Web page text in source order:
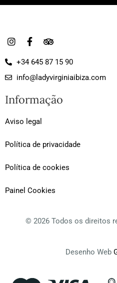
I
n
t
a
a
F
a
c
e
b
o
k
f
T
r
i
p
a
d
v
i
+34 645 87 15 90
info@ladyvirginiaibiza.com
Informação
Aviso legal
Política de privacidade
Política de cookies
Painel Cookies
© 2026 Todos os direitos
Desenho Web